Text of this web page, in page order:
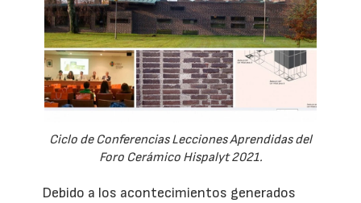
Ciclo de Conferencias Lecciones Aprendidas del
Foro Cerámico Hispalyt 2021.
Debido a los acontecimientos generados